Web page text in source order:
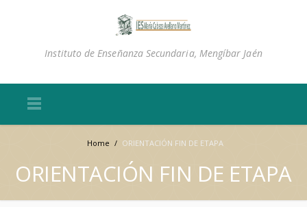
Instituto de Enseñanza Secundaria, Mengíbar Jaén
Home / ORIENTACIÓN FIN DE ETAPA
ORIENTACIÓN FIN DE ETAPA